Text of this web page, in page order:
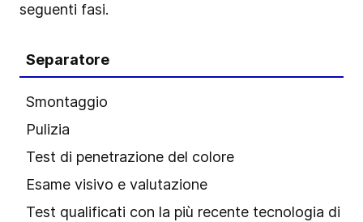
seguenti fasi.
Separatore
Smontaggio
Pulizia
Test di penetrazione del colore
Esame visivo e valutazione
Test qualificati con la più recente tecnologia di